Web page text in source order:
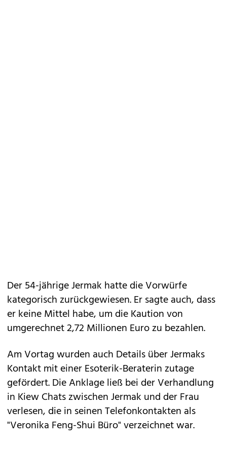
Der 54-jährige Jermak hatte die Vorwürfe
kategorisch zurückgewiesen. Er sagte auch, dass
er keine Mittel habe, um die Kaution von
umgerechnet 2,72 Millionen Euro zu bezahlen.
Am Vortag wurden auch Details über Jermaks
Kontakt mit einer Esoterik-Beraterin zutage
gefördert. Die Anklage ließ bei der Verhandlung
in Kiew Chats zwischen Jermak und der Frau
verlesen, die in seinen Telefonkontakten als
"Veronika Feng-Shui Büro" verzeichnet war.